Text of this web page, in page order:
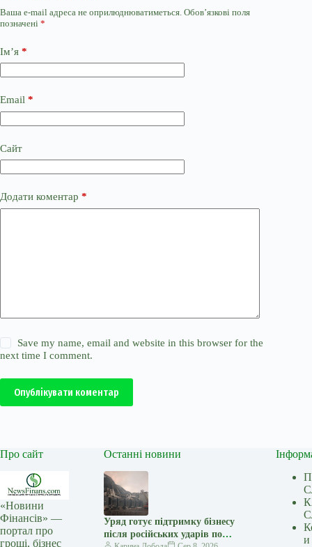
Ваша e-mail адреса не оприлюднюватиметься. Обов’язкові поля
позначені *
Ім’я *
Email *
Сайт
Додати коментар *
Save my name, email and website in this browser for the
next time I comment.
Опублікувати коментар
Про сайт
«Новини
Фінансів» —
портал про
гроші, бізнес
Останні новини
Уряд готує підтримку бізнесу
після російських ударів по
и